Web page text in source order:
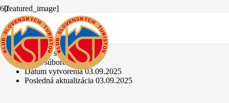
[featured_image]
Stiahnuť
Verzia
Stiahnuť129
Veľkosť súboru
3 MB
Počet súborov1
Dátum vytvorenia03.09.2025
Posledná aktualizácia 03.09.2025